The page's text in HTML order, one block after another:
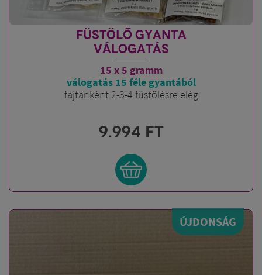
FÜSTÖLŐ GYANTA
VÁLOGATÁS
15 x 5 gramm
válogatás 15 féle gyantából
fajtánként 2-3-4 füstölésre elég
9.994 FT
ÚJDONSÁG